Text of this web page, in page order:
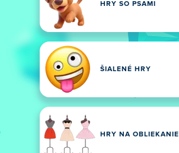
HRY SO PSAMI
ŠIALENÉ HRY
HRY NA OBLIEKANIE